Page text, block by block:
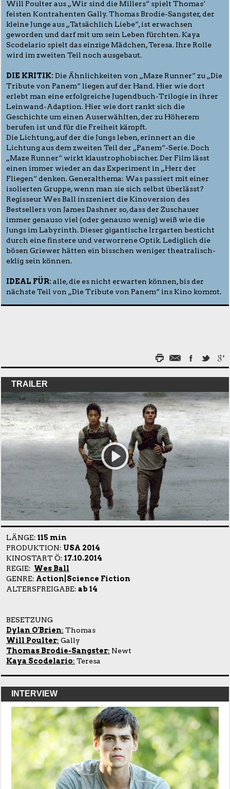
Will Poulter aus „Wir sind die Millers“ spielt Thomas‘
feisten Kontrahenten Gally. Thomas Brodie-Sangster, der
kleine Junge aus „Tatsächlich Liebe“, ist erwachsen
geworden und darf mit um sein Leben fürchten. Kaya
Scodelario spielt das einzige Mädchen, Teresa. Ihre Rolle
wird im zweiten Teil noch ausgebaut.
DIE KRITIK: Die Ähnlichkeiten von „Maze Runner“ zu „Die
Tribute von Panem“ liegen auf der Hand. Hier wie dort
erlebt man eine erfolgreiche Jugendbuch-Trilogie in ihrer
Leinwand-Adaption. Hier wie dort rankt sich die
Geschichte um einen Auserwählten, der zu Höherem
berufen ist und für die Freiheit kämpft.
Die Lichtung, auf der die Jungs leben, erinnert an die
Lichtung aus dem zweiten Teil der „Panem“-Serie. Doch
„Maze Runner“ wirkt klaustrophobischer. Der Film lässt
einen immer wieder an das Experiment in „Herr der
Fliegen“ denken. Generalthema: Was passiert mit einer
isolierten Gruppe, wenn man sie sich selbst überlässt?
Regisseur Wes Ball inszeniert die Kinoversion des
Bestsellers von James Dashner so, dass der Zuschauer
immer genauso viel (oder genauso wenig) weiß wie die
Jungs im Labyrinth. Dieser gigantische Irrgarten besticht
durch eine finstere und verworrene Optik. Lediglich die
bösen Griewer hätten ein bisschen weniger theatralisch-
eklig sein können.
IDEAL FÜR: alle, die es nicht erwarten können, bis der
nächste Teil von „Die Tribute von Panem“ ins Kino kommt.
TRAILER
LÄNGE: 115 min
PRODUKTION: USA 2014
KINOSTART Ö: 17.10.2014
REGIE: Wes Ball
GENRE: Action|Science Fiction
ALTERSFREIGABE: ab 14
BESETZUNG
Dylan O'Brien: Thomas
Will Poulter: Gally
Thomas Brodie-Sangster: Newt
Kaya Scodelario: Teresa
INTERVIEW